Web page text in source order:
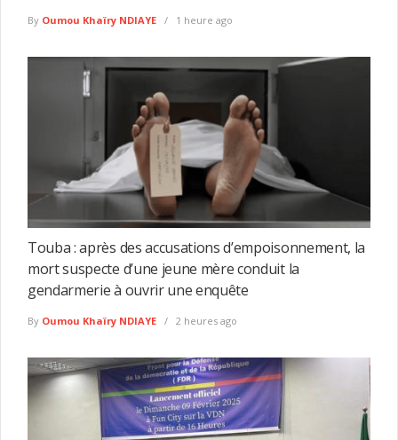
By Oumou Khaïry NDIAYE 1 heure ago
Touba : après des accusations d’empoisonnement, la
mort suspecte d’une jeune mère conduit la
gendarmerie à ouvrir une enquête
By Oumou Khaïry NDIAYE 2 heures ago